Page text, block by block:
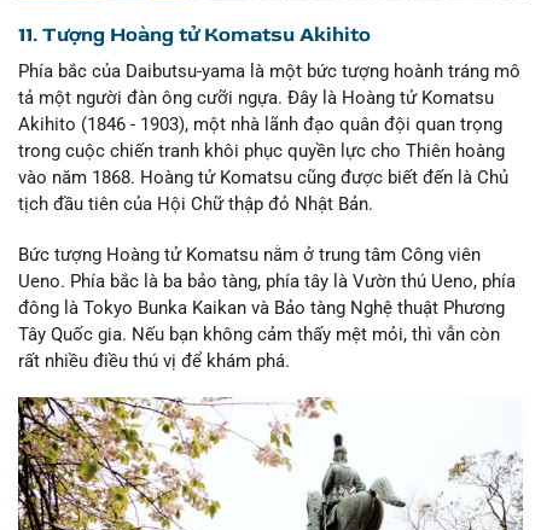
11. Tượng Hoàng tử Komatsu Akihito
Phía bắc của Daibutsu-yama là một bức tượng hoành tráng mô
tả một người đàn ông cưỡi ngựa. Đây là Hoàng tử Komatsu
Akihito (1846 - 1903), một nhà lãnh đạo quân đội quan trọng
trong cuộc chiến tranh khôi phục quyền lực cho Thiên hoàng
vào năm 1868. Hoàng tử Komatsu cũng được biết đến là Chủ
tịch đầu tiên của Hội Chữ thập đỏ Nhật Bản.
Bức tượng Hoàng tử Komatsu nằm ở trung tâm Công viên
Ueno. Phía bắc là ba bảo tàng, phía tây là Vườn thú Ueno, phía
đông là Tokyo Bunka Kaikan và Bảo tàng Nghệ thuật Phương
Tây Quốc gia. Nếu bạn không cảm thấy mệt mỏi, thì vẫn còn
rất nhiều điều thú vị để khám phá.